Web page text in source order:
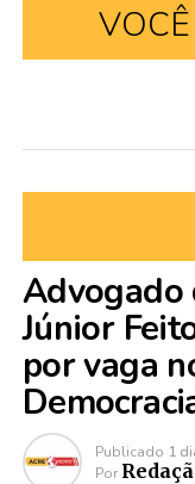
Advogado
Júnior
por vaga
Publicado 1
Por